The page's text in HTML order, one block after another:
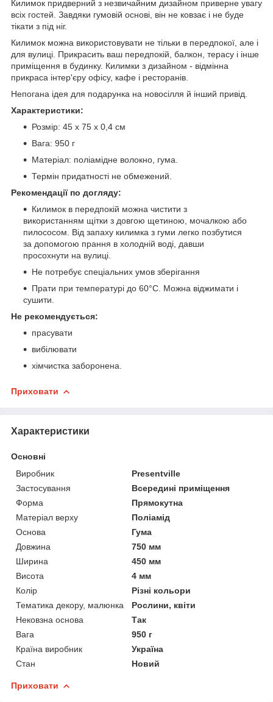
Килимок придверний з незвичайним дизайном приверне увагу
всіх гостей. Завдяки гумовій основі, він не ковзає і не буде
тікати з під ніг.
Килимок можна використовувати не тільки в передпокої, але і
для вулиці. Прикрасить ваш передпокій, балкон, терасу і інше
приміщення в будинку. Килимки з дизайном - відмінна
прикраса інтер'єру офісу, кафе і ресторанів.
Непогана ідея для подарунка на новосілля й інший привід.
Характеристики:
Розмір: 45 х 75 х 0,4 см
Вага: 950 г
Матеріал: поліамідне волокно, гума.
Термін придатності не обмежений.
Рекомендації по догляду:
Килимок в передпокій можна чистити з
використанням щітки з довгою щетиною, мочалкою або
пилососом. Від запаху килимка з гуми легко позбутися
за допомогою прання в холодній воді, давши
просохнути на вулиці.
Не потребує спеціальних умов зберігання
Прати при температурі до 60°С. Можна віджимати і
сушити.
Не рекомендується:
прасувати
вибілювати
хімчистка заборонена.
Приховати
Характеристики
Основні
Виробник
Presentville
Застосування
Всередині приміщення
Форма
Прямокутна
Матеріал верху
Поліамід
Основа
Гума
Довжина
750 мм
Ширина
450 мм
Висота
4 мм
Колір
Різні кольори
Тематика декору, малюнка
Рослини, квіти
Нековзна основа
Так
Вага
950 г
Країна виробник
Україна
Стан
Новий
Приховати